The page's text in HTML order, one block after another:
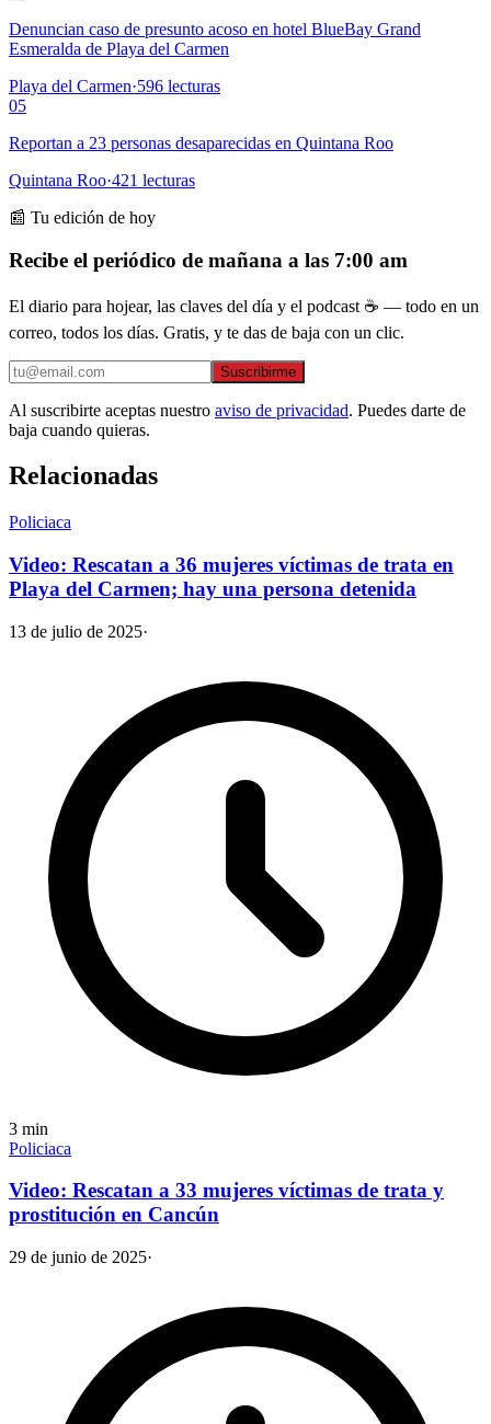
Denuncian caso de presunto acoso en hotel BlueBay Grand
Esmeralda de Playa del Carmen
Playa del Carmen·596 lecturas
05
Reportan a 23 personas desaparecidas en Quintana Roo
Quintana Roo·421 lecturas
📰 Tu edición de hoy
Recibe el periódico de mañana a las 7:00 am
El diario para hojear, las claves del día y el podcast ☕ — todo en un
correo, todos los días. Gratis, y te das de baja con un clic.
Suscribirme
Al suscribirte aceptas nuestro aviso de privacidad. Puedes darte de
baja cuando quieras.
Relacionadas
Policiaca
Video: Rescatan a 36 mujeres víctimas de trata en
Playa del Carmen; hay una persona detenida
13 de julio de 2025·
3 min
Policiaca
Video: Rescatan a 33 mujeres víctimas de trata y
prostitución en Cancún
29 de junio de 2025·